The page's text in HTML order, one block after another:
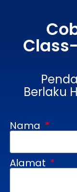
Berlaku
Nama
Alamat